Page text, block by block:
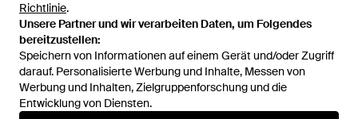
Richtlinie.
Unsere Partner und wir verarbeiten Daten, um Folgendes
bereitzustellen:
Speichern von Informationen auf einem Gerät und/oder Zugriff
darauf. Personalisierte Werbung und Inhalte, Messen von
Werbung und Inhalten, Zielgruppenforschung und die
Entwicklung von Diensten.
Richtlinie.
Unsere Partner und wir verarbeiten Daten, um Folgendes
bereitzustellen:
Speichern von Informationen auf einem Gerät und/oder Zugriff
darauf. Personalisierte Werbung und Inhalte, Messen von
Werbung und Inhalten, Zielgruppenforschung und die
Entwicklung von Diensten.